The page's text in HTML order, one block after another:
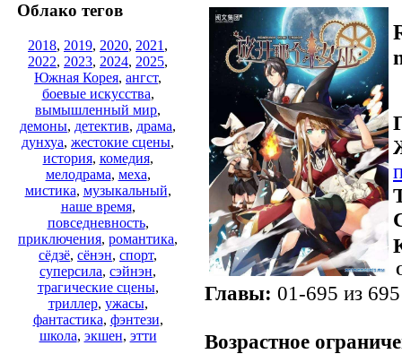
Облако тегов
2018, 2019, 2020, 2021 ,
2022, 2023, 2024, 2025,
Южная Корея, ангст,
боевые искусства,
вымышленный мир,
демоны, детектив, драма,
дунхуа, жестокие сцены,
история, комедия,
мелодрама, меха,
мистика, музыкальный,
наше время,
повседневность,
приключения, романтика,
сёдзё, сёнэн, спорт,
суперсила, сэйнэн,
трагические сцены,
триллер, ужасы,
фантастика, фэнтези,
школа, экшен, этти
Главы: 01-695 из
Возрастное